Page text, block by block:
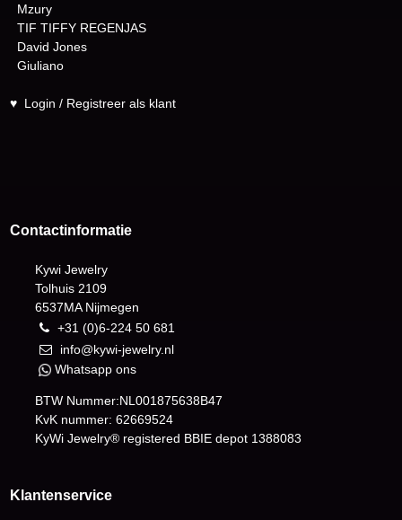
Mzury
TIF TIFFY REGENJAS
David Jones
Giuliano
♥ Login / Registreer als klant
Contactinformatie
Kywi Jewelry
Tolhuis 2109
6537MA Nijmegen
+31 (0)6-224 50 681
info@kywi-jewelry.nl
Whatsapp ons
BTW Nummer:NL001875638B47
KvK nummer: 62669524
KyWi Jewelry® registered BBIE depot 1388083
Klantenservice